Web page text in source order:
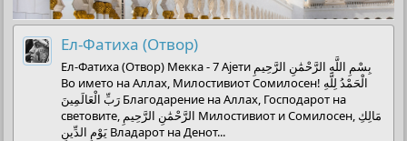
Ел-Фатиха (Отвор)
Ел-Фатиха (Отвор) Мекка - 7 Ајети بِسْمِ اللَّهِ الرَّحْمَٰنِ الرَّحِيمِ
Во името на Аллах, Милостивиот Сомилосен! الْحَمْدُ لِلَّهِ
رَبِّ الْعَالَمِينَ Благодарение на Аллах, Господарот на
световите, الرَّحْمَٰنِ الرَّحِيمِ Милостивиот и Сомилосен, مَالِكِ
يَوْمِ الدِّينِ Владарот на Денот...